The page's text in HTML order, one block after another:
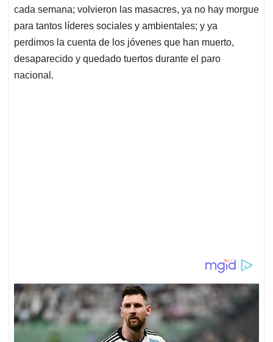
cada semana; volvieron las masacres, ya no hay morgue
para tantos líderes sociales y ambientales; y ya
perdimos la cuenta de los jóvenes que han muerto,
desaparecido y quedado tuertos durante el paro
nacional.